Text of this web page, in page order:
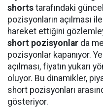
shorts tarafındaki
pozisyonların açılması
hareket ettiğini
short pozisyonlar da
pozisyonlar kapanıyor.
açılması, fiyatın yukarı
oluyor. Bu dinamikler,
short pozisyonları
gösteriyor.